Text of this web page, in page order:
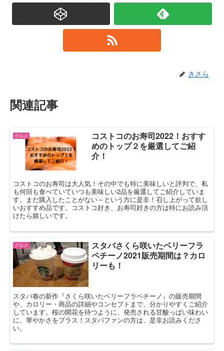
きさら
関連記事
グルメ
コストコのお寿司2022！おすす
めのトップ２を厳選してご紹
介！
コストコのお寿司は大人気！その中でも特に美味しいと評判で、私
も何回も食べていていつも美味しい2品を厳選してご紹介していま
す。まだ購入したことがない～という方に是非！召し上がって欲し
いおすすめ品です。コストコ好き、お寿司好きの方は特にお読み頂
けたら嬉しいです。
グルメ
スタバさくら咲いたベリーフラ
ペチーノ2021販売期間は？カロ
リーも！
スタバ春の新作『さくら咲いたベリーフラペチーノ』の販売期間
や、カロリー・商品の詳細やコンセプトまで、分かりやすくご紹介
しています。桜の開花を待つように、発売される甘酸っぱい味わい
に、華やかさをプラス！スタバファンの方は、是非お読みくださ
い。